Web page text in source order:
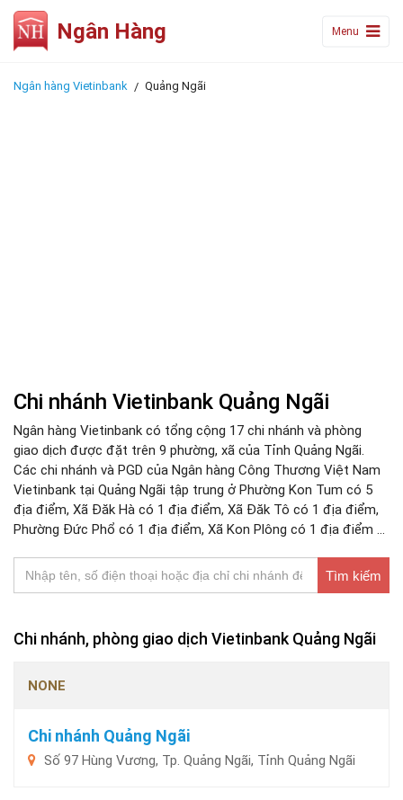
Ngân Hàng Menu
Ngân hàng Vietinbank Quảng Ngãi
Chi nhánh Vietinbank Quảng Ngãi
Ngân hàng Vietinbank có tổng cộng 17 chi nhánh và phòng
giao dịch được đặt trên 9 phường, xã của Tỉnh Quảng Ngãi.
Các chi nhánh và PGD của Ngân hàng Công Thương Việt Nam
Vietinbank tại Quảng Ngãi tập trung ở Phường Kon Tum có 5
địa điểm, Xã Đăk Hà có 1 địa điểm, Xã Đăk Tô có 1 địa điểm,
Phường Đức Phổ có 1 địa điểm, Xã Kon Plông có 1 địa điểm ...
Tìm kiếm
Chi nhánh, phòng giao dịch Vietinbank Quảng Ngãi
NONE
Chi nhánh Quảng Ngãi
Số 97 Hùng Vương, Tp. Quảng Ngãi, Tỉnh Quảng Ngãi